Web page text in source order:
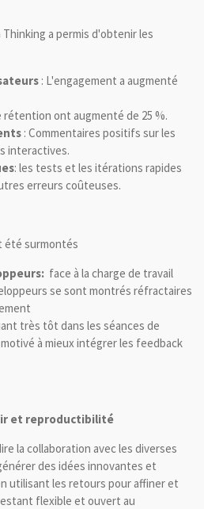
a permis d'obtenir les
: L'engagement a augmenté
rétention ont augmenté de 25 %.
: Commentaires positifs sur les
interactives.
: les tests et les itérations rapides
erreurs coûteuses.
été surmontés
face à la charge de travail
se sont montrés réfractaires
très tôt dans les séances de
à mieux intégrer les feedback
et reproductibilité
la collaboration avec les diverses
des idées innovantes et
utilisant les retours pour affiner et
flexible et ouvert au